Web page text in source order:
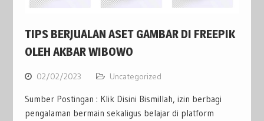
TIPS BERJUALAN ASET GAMBAR DI FREEPIK
OLEH AKBAR WIBOWO
02/02/2023 Uncategorized
Sumber Postingan : Klik Disini Bismillah, izin berbagi
pengalaman bermain sekaligus belajar di platform